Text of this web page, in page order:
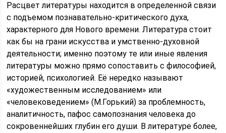
Расцвет литературы находится в определенной связи
с подъемом познавательно-критического духа,
характерного для Нового времени. Литература стоит
как бы на грани искусства и умственно-духовной
деятельности; именно поэтому те или иные явления
литературы можно прямо сопоставить с философией,
историей, психологией. Её нередко называют
«художественным исследованием» или
«человековедением» (М.Горький) за проблемность,
аналитичность, пафос самопознания человека до
сокровеннейших глубин его души. В литературе более,